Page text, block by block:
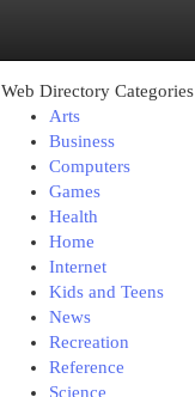
Web Directory Categories
Arts
Business
Computers
Games
Health
Home
Internet
Kids and Teens
News
Recreation
Reference
Science